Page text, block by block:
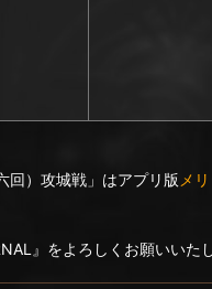
回）攻城戦」はアプリ版 メ
』をよろしくお願いいた